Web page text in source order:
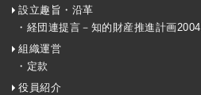
設立趣旨・沿革
・経団連提言－知的財産推進計画2004
組織運営
・定款
役員紹介